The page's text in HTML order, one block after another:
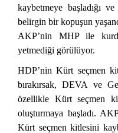
kaybetmeye başladığı
belirgin bir kopuşun
AKP’nin MHP ile
yetmediği görülüyor.
HDP’nin Kürt seçmen
bırakırsak, DEVA ve
özellikle Kürt seçmen
oluşturmaya başladı.
Kürt seçmen kitlesini